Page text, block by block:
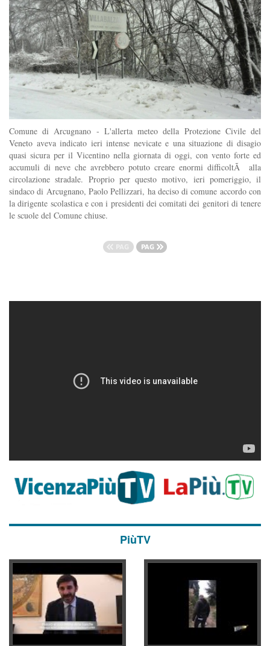
Comune di Arcugnano - L'allerta meteo della Protezione Civile del
Veneto aveva indicato ieri intense nevicate e una situazione di disagio
quasi sicura per il Vicentino nella giornata di oggi, con vento forte ed
accumuli di neve che avrebbero potuto creare enormi difficoltÃ alla
circolazione stradale. Proprio per questo motivo, ieri pomeriggio, il
sindaco di Arcugnano, Paolo Pellizzari, ha deciso di comune accordo con
la dirigente scolastica e con i presidenti dei comitati dei genitori di tenere
le scuole del Comune chiuse.
PiùTV